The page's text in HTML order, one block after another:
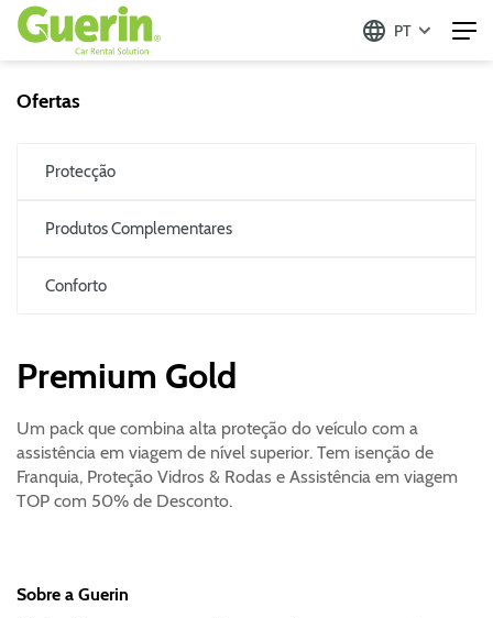
PT
Ofertas
Protecção
Produtos Complementares
Conforto
Premium Gold
Um pack que combina alta proteção do veículo com a
assistência em viagem de nível superior. Tem isenção de
Franquia, Proteção Vidros & Rodas e Assistência em viagem
TOP com 50% de Desconto.
Sobre a Guerin